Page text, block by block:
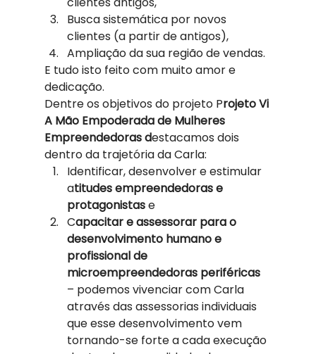
Busca sistemática por novos
clientes (a partir de antigos),
Ampliação da sua região de vendas.
E tudo isto feito com muito amor e
dedicação.
Dentre os objetivos do projeto Projeto Vi
A Mão Empoderada de Mulheres
Empreendedoras destacamos dois
dentro da trajetória da Carla:
Identificar, desenvolver e estimular
atitudes empreendedoras e
protagonistas e
Capacitar e assessorar para o
desenvolvimento humano e
profissional de
microempreendedoras periféricas
– podemos vivenciar com Carla
através das assessorias individuais
que esse desenvolvimento vem
tornando-se forte a cada execução